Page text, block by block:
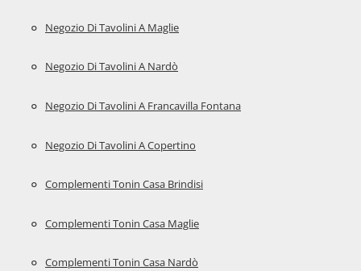
Negozio Di Tavolini A Maglie
Negozio Di Tavolini A Nardò
Negozio Di Tavolini A Francavilla Fontana
Negozio Di Tavolini A Copertino
Complementi Tonin Casa Brindisi
Complementi Tonin Casa Maglie
Complementi Tonin Casa Nardò